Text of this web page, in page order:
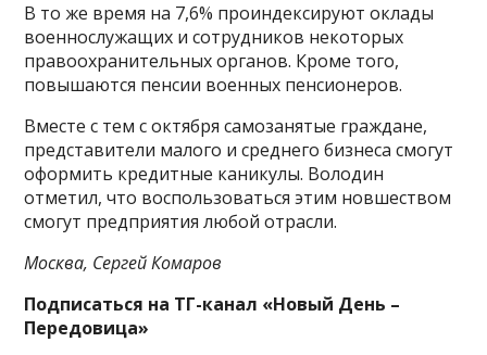
В то же время на 7,6% проиндексируют оклады
военнослужащих и сотрудников некоторых
правоохранительных органов. Кроме того,
повышаются пенсии военных пенсионеров.
Вместе с тем с октября самозанятые граждане,
представители малого и среднего бизнеса смогут
оформить кредитные каникулы. Володин
отметил, что воспользоваться этим новшеством
смогут предприятия любой отрасли.
Москва, Сергей Комаров
Подписаться на ТГ-канал «Новый День –
Передовица»